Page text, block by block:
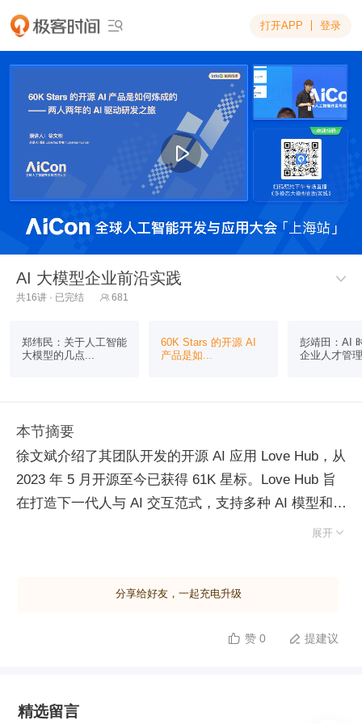
 打开APP 登录
AI 大模型企业前沿实践 
共16讲 · 已完结  681
郑纬民：关于人工智能
大模型的几点...
60K Stars 的开源 AI
产品是如...
彭靖田：AI
企业人才管
本节摘要
徐文斌介绍了其团队开发的开源 AI 应用 Love Hub，从
2023 年 5 月开源至今已获得 61K 星标。Love Hub 旨
在打造下一代人与 AI 交互范式，支持多种 AI 模型和工
具集成，提供知识库、插件等功能。项目通过自动化工
成代码量和复杂度选择最优方案。此外，借助 AI 生成
AI 将助力超级个体崛起，小团队也能高效开发复杂系
展开 
分享给好友，一起充电升级
 赞 0  提建议
精选留言